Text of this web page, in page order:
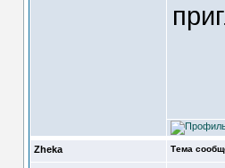
Zheka Тема